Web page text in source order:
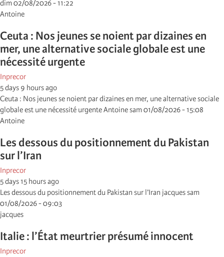
dim 02/08/2026 - 11:22
Antoine
Ceuta : Nos jeunes se noient par dizaines en
mer, une alternative sociale globale est une
nécessité urgente
Inprecor
5 days 9 hours ago
Ceuta : Nos jeunes se noient par dizaines en mer, une alternative sociale
globale est une nécessité urgente Antoine sam 01/08/2026 - 15:08
Antoine
Les dessous du positionnement du Pakistan
sur l’Iran
Inprecor
5 days 15 hours ago
Les dessous du positionnement du Pakistan sur l’Iran jacques sam
01/08/2026 - 09:03
jacques
Italie : l’État meurtrier présumé innocent
Inprecor